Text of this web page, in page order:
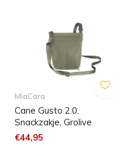
MiaCara
Cane Gusto 2.0,
Snackzakje, Grolive
€44,95